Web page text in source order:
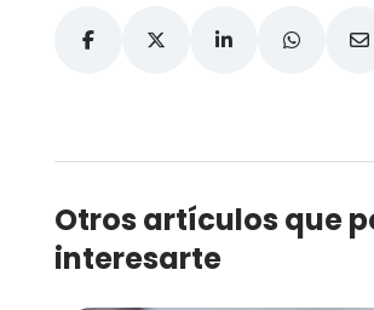
Otros artículos que
interesarte